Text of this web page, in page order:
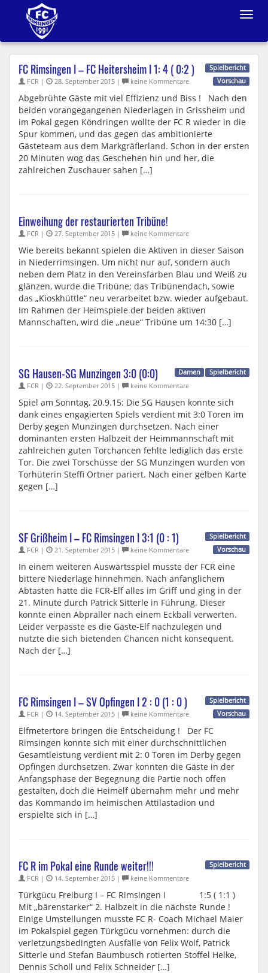
Toggle
FC Rimsingen I – FC Heitersheim I 1: 4 ( 0:2 )
Spielbericht
Vorschau
FCR | 28. September 2015 | keine Kommentare
Abgebrühte Gäste mit viel Effizienz und Biss ! Nach den
beiden vorangegangenen Niederlagen in Grissheim und
im Pokal gegen Köndringen wollte der FC R wieder in die
Spur kommen, und das gegen das ambitionierte
Gästeteam aus dem Markgräflerland. Schon in der ersten
20 Minuten wog das Geschehen hin und her, die
zahlreichen Zuschauer sahen […]
Einweihung der restaurierten Tribüne!
FCR | 27. September 2015 | keine Kommentare
Wie bereits bekannt spielen die Aktiven in dieser Saison
in Niederrimsingen. Um nicht nur auf, sondern auch
neben dem Platz in den Vereinsfarben Blau und Weiß zu
glänzen, wurde die Tribüne; das Tribünendach, sowie
das „Kioskhüttle“ neu verarbeitet bzw. wieder aufgebaut.
Im Rahmen der Heimspiele der beiden aktiven
Mannschaften, wird die „neue“ Tribüne um 14:30 […]
SG Hausen-SG Munzingen 3:0 (0:0) Spielbericht
Damen
FCR | 22. September 2015 | keine Kommentare
Spiel am Sonntag, 20.9.15: Die SG Hausen konnte sich
dank eines engagierten Spiels verdient mit 3:0 Toren im
Derby gegen Munzingen durchsetzen. Nach einer
dominanten ersten Halbzeit der Heimmannschaft mit
zahlreichen guten Torchancen fehlte lediglich das erste
Tor. Die zwei Torschüsse der SG Munzingen wurden von
Torhüterin Steffi Ortner pariert. Nach einer gelben Karte
gegen […]
SF Grißheim I – FC Rimsingen I 3:1 (0 : 1)
Spielbericht
Vorschau
FCR | 21. September 2015 | keine Kommentare
In einem weiteren Auswärtsspiel musste der FCR eine
bittere Niederlage hinnehmen. Nach anfänglichem
Abtasten hatte die FCR-Elf alles im Griff und ging in der
21. Minute durch Patrick Sitterle in Führung. Dieser
konnte einen Abpraller nach einem Eckball verwerten.
Leider verpasste es die Gäste-Elf nachzulegen und
nutzte die sich bietenden Chancen nicht konsequent.
Nach der […]
FC Rimsingen I – SV Opfingen I 2 : 0 (1 : 0 )
Spielbericht
Vorschau
FCR | 14. September 2015 | keine Kommentare
Elfmetertore bringen die Entscheidung ! Der FC
Rimsingen konnte sich mit einer durchschnittlichen
Gesamtleistung verdient mit 2: 0 Toren im Derby gegen
Opfingen durchsetzen. Zwar konnten die Gäste in der
Anfangsphase der Begegnung die Partie noch offen
gestalten, doch die Heimelf übernahm mehr und mehr
das Kommando im heimischen Attilastadion und
erspielte sich in […]
FC R im Pokal eine Runde weiter!!! Spielbericht
FCR | 14. September 2015 | keine Kommentare
Türkgücu Freiburg I – FC Rimsingen I 1:5 ( 1:1 )
Mit „bärenstarker“ 2. Halbzeit in die nächste Runde !
Einige Umstellungen musste FC R- Coach Michael Maier
im Pokalspiel gegen Türkgücu vornehmen: durch die
verletzungsbedingten Ausfälle von Felix Wolf, Patrick
Sitterle und Stefan Baumbusch rotierten Stoffel Helke,
Dennis Scholl und Felix Schneider […]